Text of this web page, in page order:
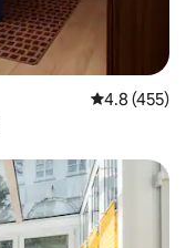
평점 4.8점(5
4.8 (455)